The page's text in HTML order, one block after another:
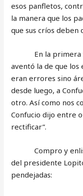
esos panfletos,
la manera que los
que sus críos deben
En la primera
aventó la de que
eran errores sino
desde luego, a
otro. Así como nos
Confucio dijo entre
rectificar”.
Compro y
del presidente
pendejadas: